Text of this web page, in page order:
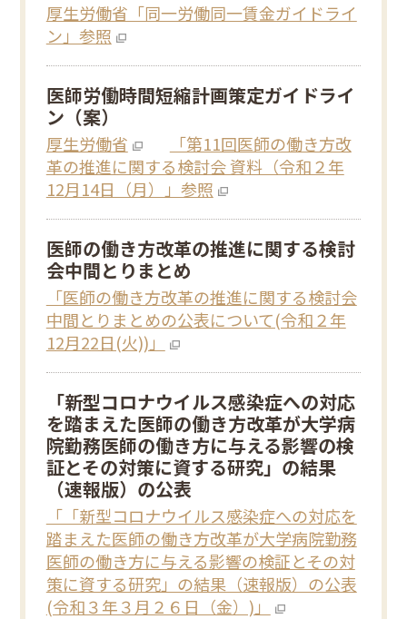
厚生労働省「同一労働同一賃金ガイドライ
ン」参照
医師労働時間短縮計画策定ガイドライ
ン（案）
厚生労働省
「第11回医師の働き方改
革の推進に関する検討会 資料（令和２年
12月14日（月）」参照
医師の働き方改革の推進に関する検討
会中間とりまとめ
「医師の働き方改革の推進に関する検討会
中間とりまとめの公表について(令和２年
12月22日(火))」
「新型コロナウイルス感染症への対応
を踏まえた医師の働き方改革が大学病
院勤務医師の働き方に与える影響の検
証とその対策に資する研究」の結果
（速報版）の公表
「「新型コロナウイルス感染症への対応を
踏まえた医師の働き方改革が大学病院勤務
医師の働き方に与える影響の検証とその対
策に資する研究」の結果（速報版）の公表
(令和３年３月２６日（金）)」